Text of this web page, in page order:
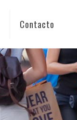
Contacto